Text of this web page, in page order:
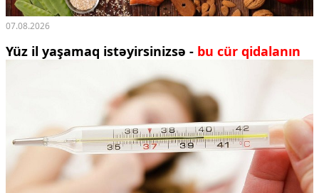
07.08.2026
Yüz il yaşamaq istəyirsinizsə - bu cür qidalanın